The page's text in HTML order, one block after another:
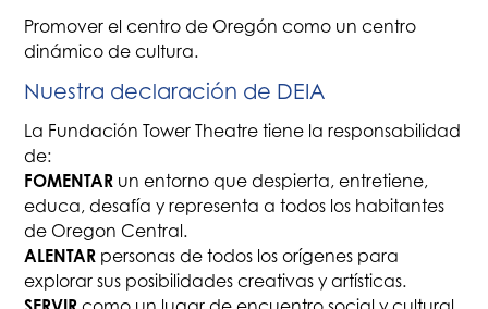
Promover el centro de Oregón como un centro
dinámico de cultura.
Nuestra declaración de DEIA
La Fundación Tower Theatre tiene la responsabilidad
de:
FOMENTAR un entorno que despierta, entretiene,
educa, desafía y representa a todos los habitantes
de Oregon Central.
ALENTAR personas de todos los orígenes para
explorar sus posibilidades creativas y artísticas.